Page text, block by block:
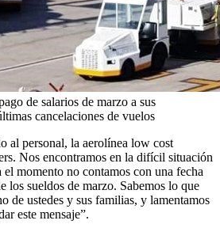
de salarios de marzo a sus
cancelaciones de vuelos
al personal, la aerolínea low cost
Nos encontramos en la difícil situación
el momento no contamos con una fecha
los sueldos de marzo. Sabemos lo que
de ustedes y sus familias, y lamentamos
este mensaje”.